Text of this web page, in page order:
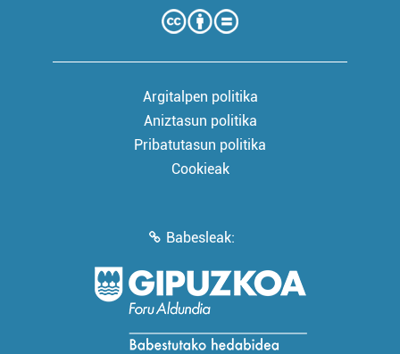
Argitalpen politika
Aniztasun politika
Pribatutasun politika
Cookieak
Babesleak: